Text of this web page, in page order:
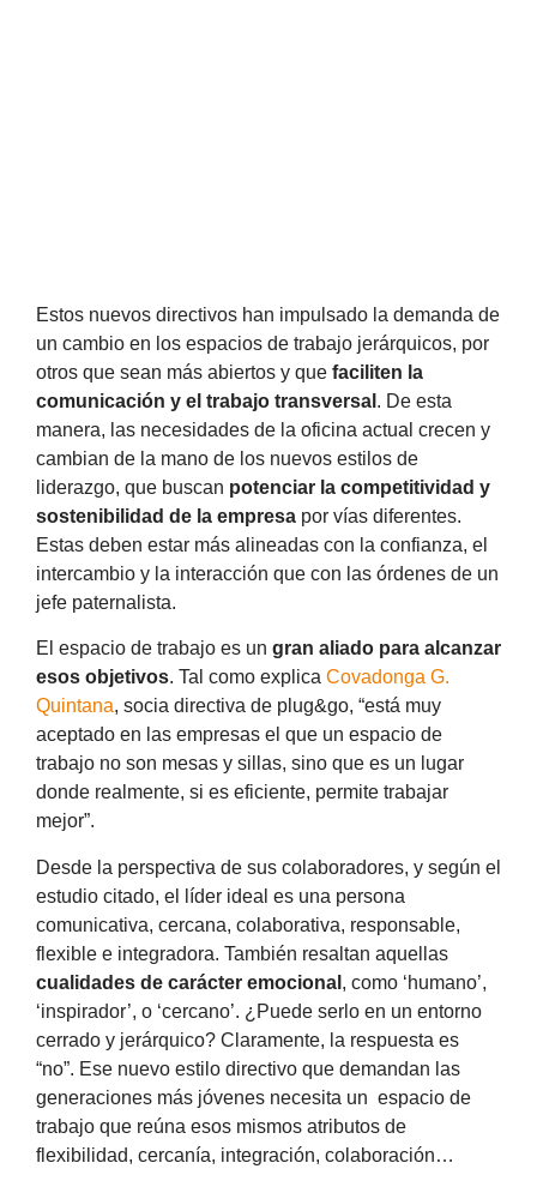
Estos nuevos directivos han impulsado la demanda de
un cambio en los espacios de trabajo jerárquicos, por
otros que sean más abiertos y que faciliten la
comunicación y el trabajo transversal . De esta
manera, las necesidades de la oficina actual crecen y
cambian de la mano de los nuevos estilos de
liderazgo, que buscan potenciar la competitividad y
sostenibilidad de la empresa por vías diferentes.
Estas deben estar más alineadas con la confianza, el
intercambio y la interacción que con las órdenes de un
jefe paternalista.
El espacio de trabajo es un gran aliado para alcanzar
esos objetivos. Tal como explica Covadonga G.
Quintana, socia directiva de plug&go, “está muy
aceptado en las empresas el que un espacio de
trabajo no son mesas y sillas, sino que es un lugar
donde realmente, si es eficiente, permite trabajar
mejor”.
Desde la perspectiva de sus colaboradores, y según el
estudio citado, el líder ideal es una persona
comunicativa, cercana, colaborativa, responsable,
flexible e integradora. También resaltan aquellas
cualidades de carácter emocional , como ‘humano’,
‘inspirador’, o ‘cercano’. ¿Puede serlo en un entorno
cerrado y jerárquico? Claramente, la respuesta es
“no”. Ese nuevo estilo directivo que demandan las
generaciones más jóvenes necesita un espacio de
trabajo que reúna esos mismos atributos de
flexibilidad, cercanía, integración, colaboración…